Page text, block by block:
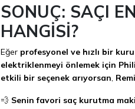
SONUÇ: SAÇI
HANGİSİ?
Eğer profesyonel ve hızlı bir
elektriklenmeyi önlemek için
etkili bir seçenek arıyorsan
💨 Senin favori saç kurutma